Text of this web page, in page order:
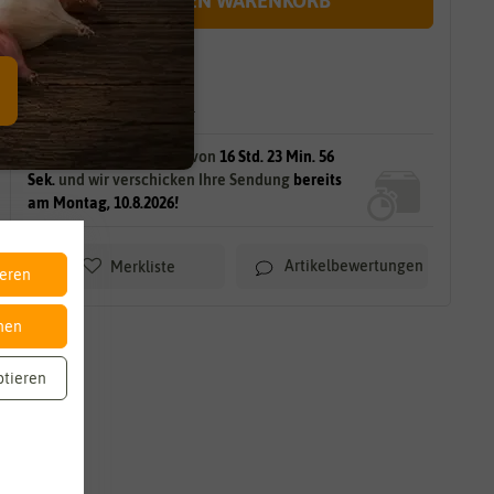
sofort lieferbar
gilt für 116 am Lager.
Bestellen Sie innerhalb von 16 Std. 23 Min. 55
Sek.und wir verschicken Ihre Sendung bereits
am Montag, 10.8.2026!
Merkliste Artikelbewertungen